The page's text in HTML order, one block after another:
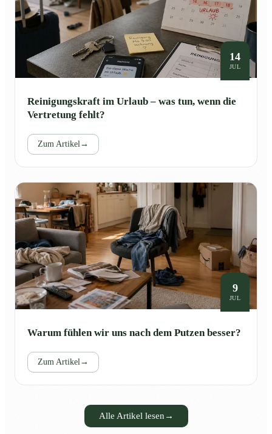
14
JUL
Reinigungskraft im Urlaub – was tun, wenn die
Vertretung fehlt?
Zum Artikel →
9
JUL
Warum fühlen wir uns nach dem Putzen besser?
Zum Artikel →
Alle Artikel lesen →